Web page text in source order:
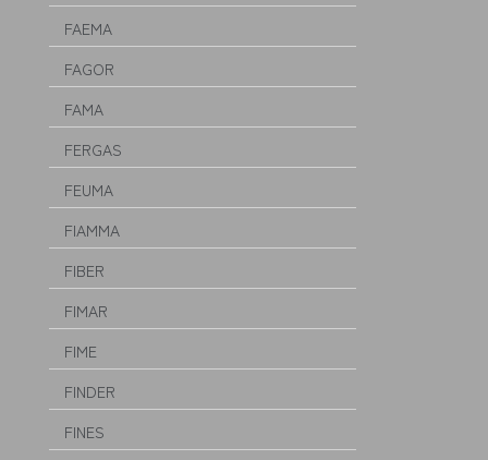
FAEMA
FAGOR
FAMA
FERGAS
FEUMA
FIAMMA
FIBER
FIMAR
FIME
FINDER
FINES